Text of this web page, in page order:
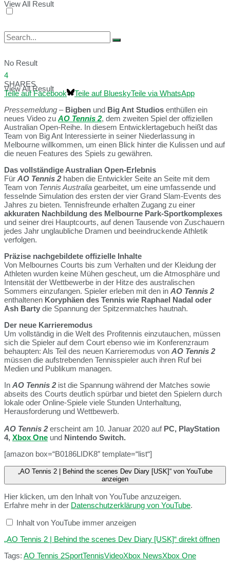
View All Result
No Result
View All Result
4
SHARES
Teile auf Facebook
Teile auf BlueskyTeile via WhatsApp
Pressemeldung – Bigben und Big Ant Studios enthüllen ein
neues Video zu AO Tennis 2, dem zweiten Spiel der offiziellen
Australian Open-Reihe. In diesem Entwicklertagebuch heißt das
Team von Big Ant Interessierte in seiner Niederlassung in
Melbourne willkommen, um einen Blick hinter die Kulissen und auf
die neuen Features des Spiels zu gewähren.
Das vollständige Australian Open-Erlebnis
Für AO Tennis 2haben die Entwickler Seite an Seite mit dem
Team von Tennis Australia gearbeitet, um eine umfassende und
fesselnde Simulation des ersten der vier Grand Slam-Events des
Jahres zu bieten. Tennisfreunde erhalten Zugang zu einer
akkuraten Nachbildung des Melbourne Park-Sportkomplexes
und seiner drei Hauptcourts, auf denen Tausende von Zuschauern
jedes Jahr unglaubliche Dramen und beeindruckende Athletik
verfolgen.
Präzise nachgebildete offizielle Inhalte
Von Melbournes Courts bis zum Verhalten und der Kleidung der
Athleten wurden keine Mühen gescheut, um die Atmosphäre und
Intensität der Wettbewerbe in der Hitze des australischen
Sommers einzufangen. Spieler erleben mit den in AO Tennis 2
enthaltenen Koryphäen des Tennis wie Raphael Nadal oder
Ash Barty die Spannung der Spitzenmatches hautnah.
Der neue Karrieremodus
Um vollständig in die Welt des Profitennis einzutauchen, müssen
sich die Spieler auf dem Court ebenso wie im Konferenzraum
behaupten: Als Teil des neuen Karrieremodus von AO Tennis 2
müssen die aufstrebenden Tennisspieler auch ihren Ruf bei
Medien und Publikum managen.
In AO Tennis 2ist die Spannung während der Matches sowie
abseits des Courts deutlich spürbar und bietet den Spielern durch
lokale oder Online-Spiele viele Stunden Unterhaltung,
Herausforderung und Wettbewerb.
AO Tennis 2erscheint am 10. Januar 2020 aufPC, PlayStation
4, Xbox One und Nintendo Switch.
[amazon box=“B0186LIDK8″ template=“list“]
„AO Tennis 2 | Behind the scenes Dev Diary [USK]“ von YouTube
anzeigen
Hier klicken, um den Inhalt von YouTube anzuzeigen.
Erfahre mehr in der Datenschutzerklärung von YouTube.
Inhalt von YouTube immer anzeigen
„AO Tennis 2 | Behind the scenes Dev Diary [USK]“ direkt öffnen
Tags: AO Tennis 2SportTennisVideoXbox NewsXbox One